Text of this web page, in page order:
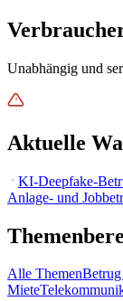
Unabhängig und
Aktuelle
KI-Deepfake-
Anlage- und
Alle Themen
Miete